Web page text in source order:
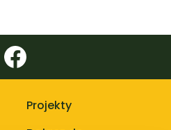
Projekty